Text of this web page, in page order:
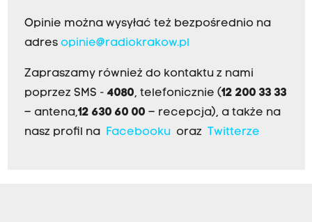
Opinie można wysyłać też bezpośrednio na
adres opinie@radiokrakow.pl
Zapraszamy również do kontaktu z nami
poprzez SMS - 4080, telefonicznie (12 200 33 33
– antena,12 630 60 00 – recepcja), a także na
nasz profil na Facebookuoraz Twitterze